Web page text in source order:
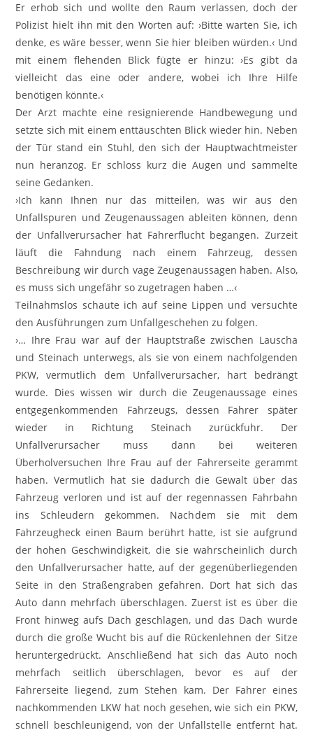
Er erhob sich und wollte den Raum verlassen, doch der
Polizist hielt ihn mit den Worten auf: ›Bitte warten Sie, ich
denke, es wäre besser, wenn Sie hier bleiben würden.‹ Und
mit einem flehenden Blick fügte er hinzu: ›Es gibt da
vielleicht das eine oder andere, wobei ich Ihre Hilfe
benötigen könnte.‹
Der Arzt machte eine resignierende Handbewegung und
setzte sich mit einem enttäuschten Blick wieder hin. Neben
der Tür stand ein Stuhl, den sich der Hauptwachtmeister
nun heranzog. Er schloss kurz die Augen und sammelte
seine Gedanken.
›Ich kann Ihnen nur das mitteilen, was wir aus den
Unfallspuren und Zeugenaussagen ableiten können, denn
der Unfallverursacher hat Fahrerflucht begangen. Zurzeit
läuft die Fahndung nach einem Fahrzeug, dessen
Beschreibung wir durch vage Zeugenaussagen haben. Also,
es muss sich ungefähr so zugetragen haben …‹
Teilnahmslos schaute ich auf seine Lippen und versuchte
den Ausführungen zum Unfallgeschehen zu folgen.
›… Ihre Frau war auf der Hauptstraße zwischen Lauscha
und Steinach unterwegs, als sie von einem nachfolgenden
PKW, vermutlich dem Unfallverursacher, hart bedrängt
wurde. Dies wissen wir durch die Zeugenaussage eines
entgegenkommenden Fahrzeugs, dessen Fahrer später
wieder in Richtung Steinach zurückfuhr. Der
Unfallverursacher muss dann bei weiteren
Überholversuchen Ihre Frau auf der Fahrerseite gerammt
haben. Vermutlich hat sie dadurch die Gewalt über das
Fahrzeug verloren und ist auf der regennassen Fahrbahn
ins Schleudern gekommen. Nachdem sie mit dem
Fahrzeugheck einen Baum berührt hatte, ist sie aufgrund
der hohen Geschwindigkeit, die sie wahrscheinlich durch
den Unfallverursacher hatte, auf der gegenüberliegenden
Seite in den Straßengraben gefahren. Dort hat sich das
Auto dann mehrfach überschlagen. Zuerst ist es über die
Front hinweg aufs Dach geschlagen, und das Dach wurde
durch die große Wucht bis auf die Rückenlehnen der Sitze
heruntergedrückt. Anschließend hat sich das Auto noch
mehrfach seitlich überschlagen, bevor es auf der
Fahrerseite liegend, zum Stehen kam. Der Fahrer eines
nachkommenden LKW hat noch gesehen, wie sich ein PKW,
schnell beschleunigend, von der Unfallstelle entfernt hat.